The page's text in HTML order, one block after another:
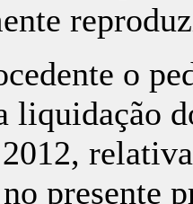
o
liquidação
presente